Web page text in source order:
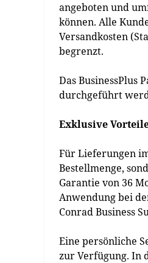
angeboten und
können. Alle
Versandkosten
begrenzt.
Das BusinessPlus
durchgeführt
Exklusive
Für Lieferungen
Bestellmenge,
Garantie von 36
Anwendung bei
Conrad Business
Eine persönliche
zur Verfügung. In